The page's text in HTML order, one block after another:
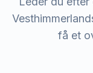
få et